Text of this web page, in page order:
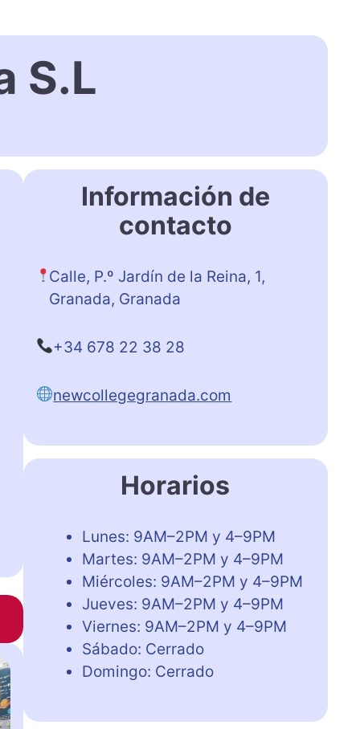
S.L
Información de
contacto
Calle, P.º Jardín de la Reina, 1,
Granada, Granada
+34 678 22 38 28
newcollegegranada.com
Horarios
Lunes: 9AM–2PM y 4–9PM
Martes: 9AM–2PM y 4–9PM
Miércoles: 9AM–2PM y 4–9PM
Jueves: 9AM–2PM y 4–9PM
Viernes: 9AM–2PM y 4–9PM
Sábado: Cerrado
Domingo: Cerrado